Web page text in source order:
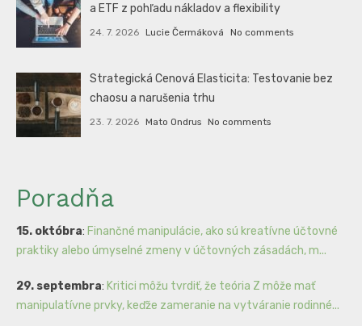
a ETF z pohľadu nákladov a flexibility
24. 7. 2026 Lucie Čermáková No comments
Strategická Cenová Elasticita: Testovanie bez
chaosu a narušenia trhu
23. 7. 2026 Mato Ondrus No comments
Poradňa
15. októbra: Finančné manipulácie, ako sú kreatívne účtovné
praktiky alebo úmyselné zmeny v účtovných zásadách, m...
29. septembra: Kritici môžu tvrdiť, že teória Z môže mať
manipulatívne prvky, keďže zameranie na vytváranie rodinné...